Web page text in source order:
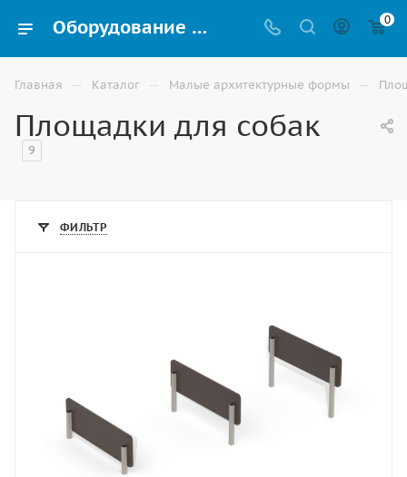
Оборудование для выгула собак на площадках купить в Ростове-на-Дону 0
Главная — Каталог — Малые архитектурные формы —
Площадки для собак
9
ФИЛЬТР